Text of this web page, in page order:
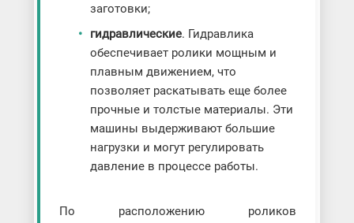
заготовки;
гидравлические. Гидравлика
обеспечивает ролики мощным и
плавным движением, что
позволяет раскатывать еще более
прочные и толстые материалы. Эти
машины выдерживают большие
нагрузки и могут регулировать
давление в процессе работы.
По расположению роликов